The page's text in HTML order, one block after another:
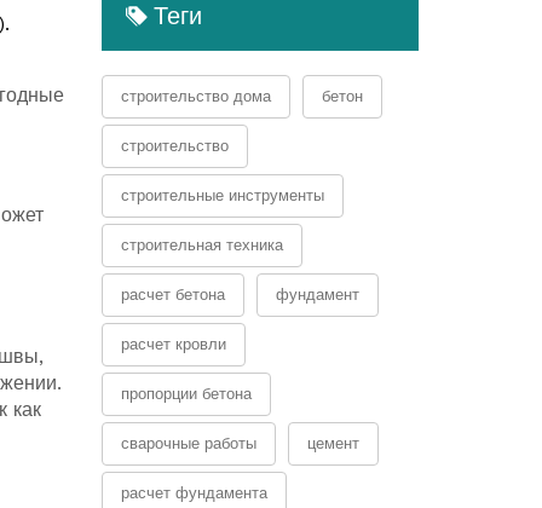
швы,
как
Теги
строительство дома бетон
строительство
строительные инструменты
строительная техника
расчет бетона фундамент
расчет кровли
пропорции бетона
сварочные работы цемент
расчет фундамента